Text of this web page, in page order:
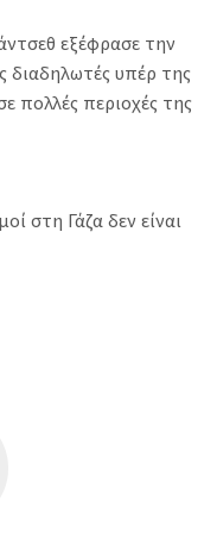
εξέφρασε την
διαδηλωτές υπέρ της
πολλές περιοχές της
στη Γάζα δεν είναι